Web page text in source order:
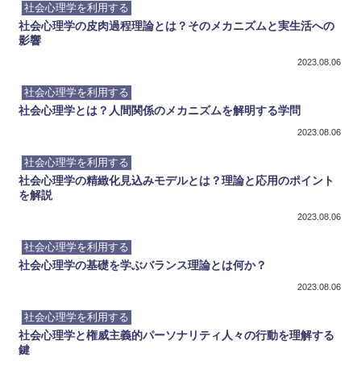
社会心理学を利用する
社会心理学の皮肉過程理論とは？そのメカニズムと実生活への
影響
2023.08.06
社会心理学を利用する
社会心理学とは？人間関係のメカニズムを解明する学問
2023.08.06
社会心理学を利用する
社会心理学の精緻化見込みモデルとは？理論と応用のポイント
を解説
2023.08.06
社会心理学を利用する
社会心理学の基礎を学ぶバランス理論とは何か？
2023.08.06
社会心理学を利用する
社会心理学と権威主義的パーソナリティ人々の行動を理解する
鍵